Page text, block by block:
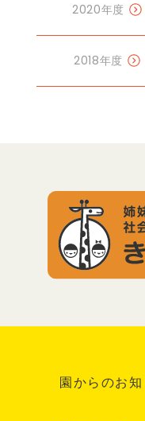
2020年度
2018年度
園からのお